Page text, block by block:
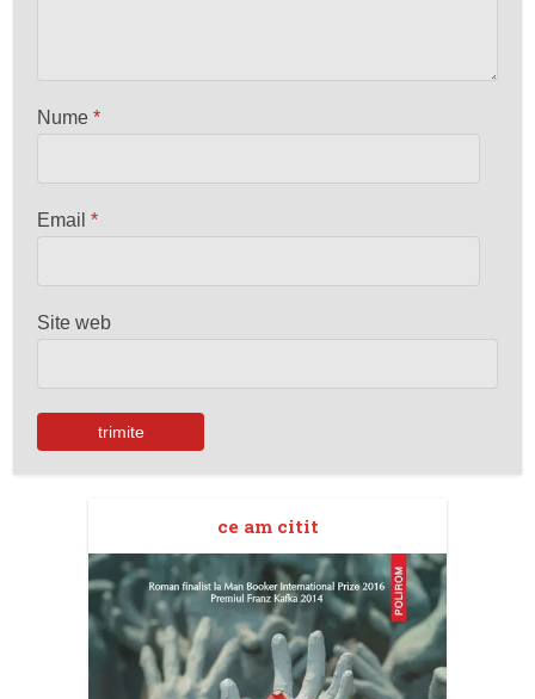
Nume*
Email*
Site web
ce am citit